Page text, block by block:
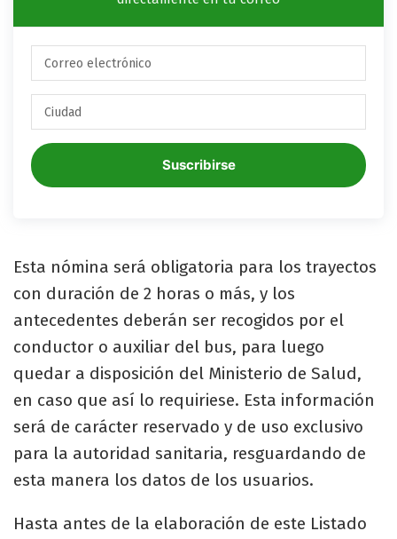
Suscribirse
Esta nómina será obligatoria para los trayectos
con duración de 2 horas o más, y los
antecedentes deberán ser recogidos por el
conductor o auxiliar del bus, para luego
quedar a disposición del Ministerio de Salud,
en caso que así lo requiriese. Esta información
será de carácter reservado y de uso exclusivo
para la autoridad sanitaria, resguardando de
esta manera los datos de los usuarios.
Hasta antes de la elaboración de este Listado